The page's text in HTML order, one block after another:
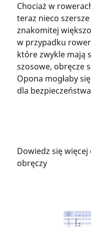
Chociaż w
teraz nieco
znakomitej
w przypadku
które zwykle mają
szosowe, obręcze
Opona mogłaby
dla
Dowiedz się
obręczy